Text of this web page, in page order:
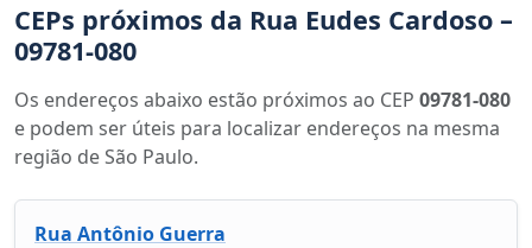
CEPs próximos da Rua Eudes Cardoso –
09781-080
Os endereços abaixo estão próximos ao CEP 09781-080
e podem ser úteis para localizar endereços na mesma
região de São Paulo.
Rua Antônio Guerra